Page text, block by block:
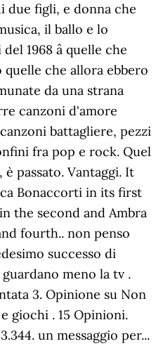
due figli, e donna che
il ballo e lo
1968 â quelle che
che allora ebbero
da una strana
canzoni d'amore
battagliere, pezzi
fra pop e rock. Quel
passato. Vantaggi. It
Bonaccorti in its first
the second and Ambra
fourth.. non penso
successo di
meno la tv .
3. Opinione su Non
giochi . 15 Opinioni.
un messaggio per...